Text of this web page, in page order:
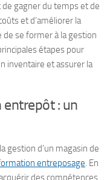
gagner du temps et de
et d’améliorer la
de se former à la gestion
étapes pour
inventaire et assurer la
entrepôt : un
gestion d’un magasin de
entreposage. En
des compétences